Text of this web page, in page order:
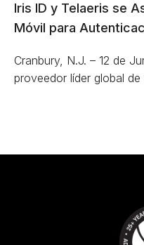
Iris ID y Telaeris se
Móvil para
Cranbury, N.J. ­– 12 de
proveedor líder global